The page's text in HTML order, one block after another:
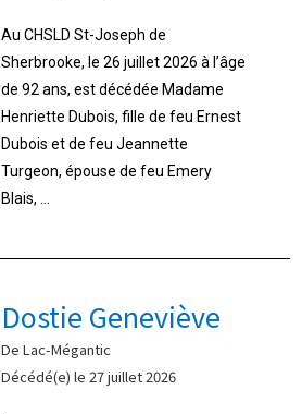
Au CHSLD St-Joseph de
Sherbrooke, le 26 juillet 2026 à l’âge
de 92 ans, est décédée Madame
Henriette Dubois, fille de feu Ernest
Dubois et de feu Jeannette
Turgeon, épouse de feu Emery
Blais, ...
Dostie Geneviève
De Lac-Mégantic
Décédé(e) le 27 juillet 2026